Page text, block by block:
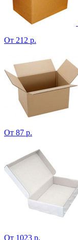
От 212 р.
От 87 р.
От 1023 р.